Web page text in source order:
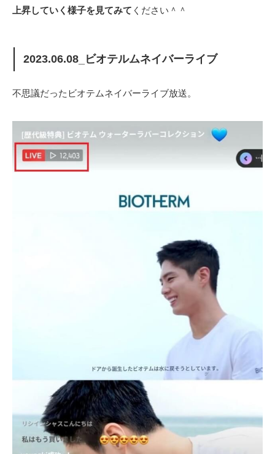
上昇していく様子を見てみて ください＾＾
2023.06.08_ビオテルムネイバーライブ
不思議だったビオテムネイバーライブ放送。